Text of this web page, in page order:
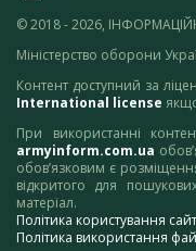
© 2018 - 2026,
Міністерство оборони
Контент доступний за
International license
При використанні
armyinform.com.ua
обов’язковим є
відкритого для
матеріал.
Політика користування
Політика використання